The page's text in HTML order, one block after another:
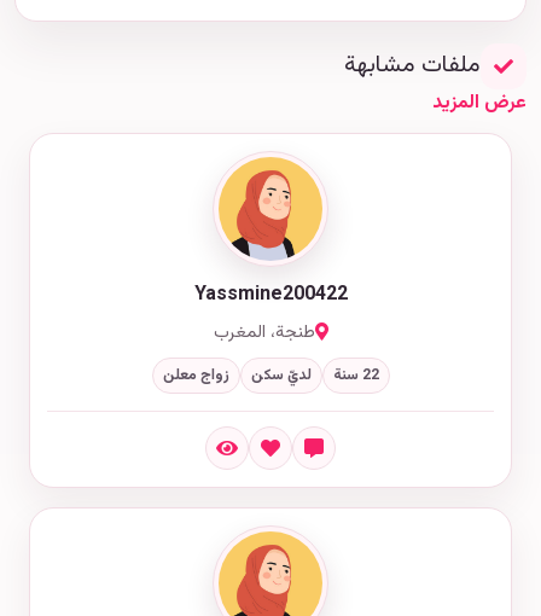
ملفات مشابهة
عرض المزيد
Yassmine200422
طنجة، المغرب
22 سنة لديّ سكن زواج معلن